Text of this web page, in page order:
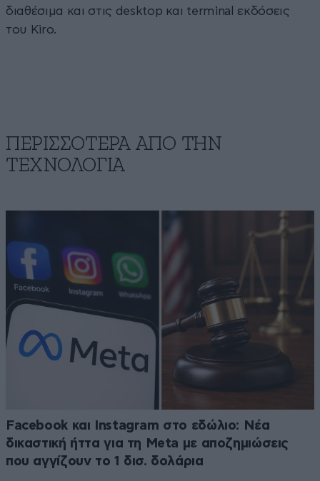
διαθέσιμα και στις desktop και terminal εκδόσεις
του Kiro.
ΠΕΡΙΣΣΟΤΕΡΑ ΑΠΟ ΤΗΝ
ΤΕΧΝΟΛΟΓΙΑ
Facebook και Instagram στο εδώλιο: Νέα
δικαστική ήττα για τη Meta με αποζημιώσεις
που αγγίζουν το 1 δισ. δολάρια